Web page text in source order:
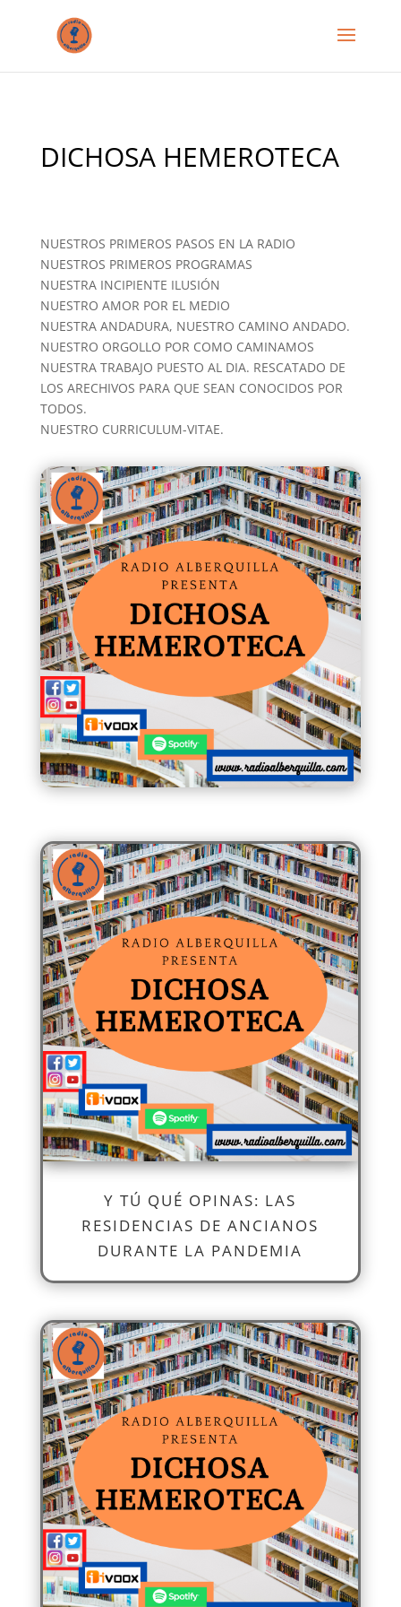
DICHOSA HEMEROTECA
NUESTROS PRIMEROS PASOS EN LA RADIO
NUESTROS PRIMEROS PROGRAMAS
NUESTRA INCIPIENTE ILUSIÓN
NUESTRO AMOR POR EL MEDIO
NUESTRA ANDADURA, NUESTRO CAMINO ANDADO.
NUESTRO ORGOLLO POR COMO CAMINAMOS
NUESTRA TRABAJO PUESTO AL DIA. RESCATADO DE
LOS ARECHIVOS PARA QUE SEAN CONOCIDOS POR
TODOS.
NUESTRO CURRICULUM-VITAE.
Y TÚ QUÉ OPINAS: LAS
RESIDENCIAS DE ANCIANOS
DURANTE LA PANDEMIA